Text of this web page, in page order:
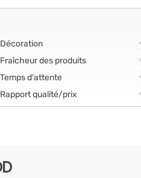
Décoration
Fraîcheur des produits
Temps d'attente
Rapport qualité/prix